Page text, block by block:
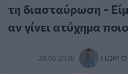
τη διασταύρωση -
αν γίνει ατύχημα
28.05.2026